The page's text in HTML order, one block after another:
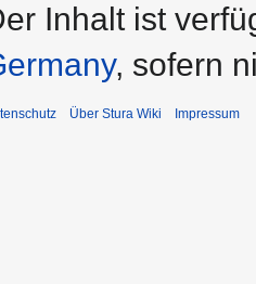
Inhalt ist
, sofern
Über Stura Wiki Impressum